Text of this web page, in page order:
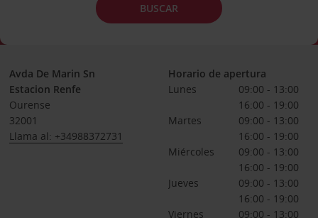
BUSCAR
Avda De Marin Sn
Estacion Renfe
Ourense
32001
Llama al: +34988372731
Horario de apertura
Lunes
09:00 - 13:00
16:00 - 19:00
Martes
09:00 - 13:00
16:00 - 19:00
Miércoles
09:00 - 13:00
16:00 - 19:00
Jueves
09:00 - 13:00
16:00 - 19:00
Viernes
09:00 - 13:00